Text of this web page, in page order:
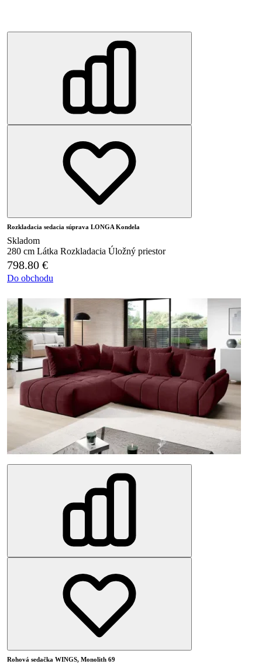
Rozkladacia sedacia súprava LONGA Kondela
Skladom
280 cm Látka Rozkladacia Úložný priestor
798.80 €
Do obchodu
Rohová sedačka WINGS, Monolith 69